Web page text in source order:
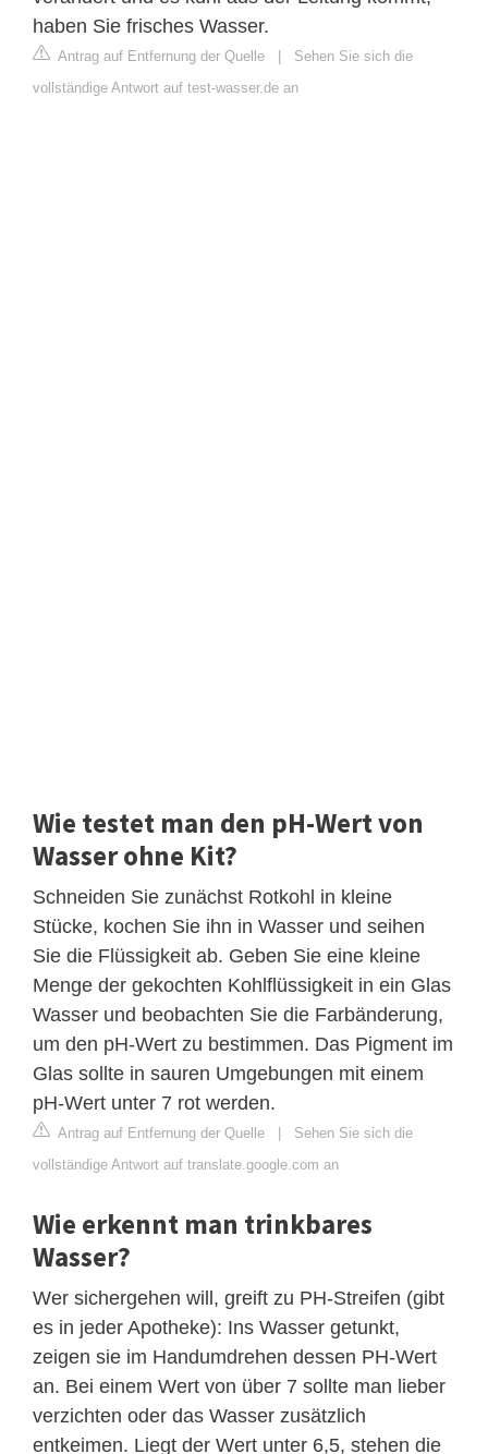
haben Sie frisches Wasser.
Antrag auf Entfernung der Quelle | Sehen Sie sich die
vollständige Antwort auf test-wasser.de an
Wie testet man den pH-Wert von
Wasser ohne Kit?
Schneiden Sie zunächst Rotkohl in kleine
Stücke, kochen Sie ihn in Wasser und seihen
Sie die Flüssigkeit ab. Geben Sie eine kleine
Menge der gekochten Kohlflüssigkeit in ein Glas
Wasser und beobachten Sie die Farbänderung,
um den pH-Wert zu bestimmen. Das Pigment im
Glas sollte in sauren Umgebungen mit einem
pH-Wert unter 7 rot werden.
Antrag auf Entfernung der Quelle | Sehen Sie sich die
vollständige Antwort auf translate.google.com an
Wie erkennt man trinkbares
Wasser?
Wer sichergehen will, greift zu PH-Streifen (gibt
es in jeder Apotheke): Ins Wasser getunkt,
zeigen sie im Handumdrehen dessen PH-Wert
an. Bei einem Wert von über 7 sollte man lieber
verzichten oder das Wasser zusätzlich
entkeimen. Liegt der Wert unter 6,5, stehen die